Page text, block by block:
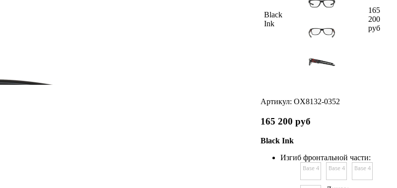
Black
Ink
165
200
руб
Артикул: OX8132-0352
165 200 руб
Black Ink
Изгиб фронтальной части:
Base 4 Base 4 Base 4